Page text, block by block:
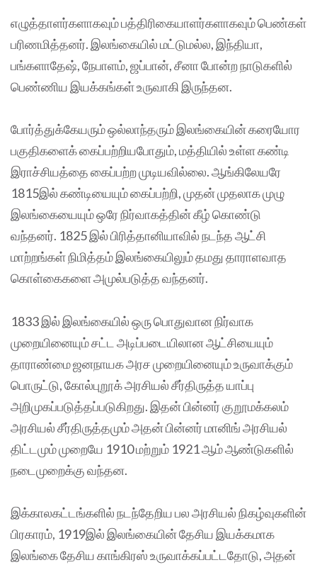
எழுத்தாளர்களாகவும் பத்திரிகையாளர்களாகவும் பெண்கள்
பரிணமித்தனர். இலங்கையில் மட்டுமல்ல, இந்தியா,
பங்களாதேஷ், நேபாளம், ஜப்பான், சீனா போன்ற நாடுகளில்
பெண்ணிய இயக்கங்கள் உருவாகி இருந்தன.
போர்த்துக்கேயரும் ஒல்லாந்தரும் இலங்கையின் கரையோர
பகுதிகளைக் கைப்பற்றியபோதும், மத்தியில் உள்ள கண்டி
இராச்சியத்தை கைப்பற்ற முடியவில்லை. ஆங்கிலேயரே
1815இல் கண்டியையும் கைப்பற்றி, முதன் முதலாக முழு
இலங்கையையும் ஒரே நிர்வாகத்தின் கீழ் கொண்டு
வந்தனர். 1825 இல் பிரித்தானியாவில் நடந்த ஆட்சி
மாற்றங்கள் நிமித்தம் இலங்கையிலும் தமது தாராளவாத
கொள்கைகளை அமுல்படுத்த வந்தனர்.
1833 இல் இலங்கையில் ஒரு பொதுவான நிர்வாக
முறையினையும் சட்ட அடிப்படையிலான ஆட்சியையும்
தாராண்மை ஜனநாயக அரச முறையினையும் உருவாக்கும்
பொருட்டு, கோல்புறூக் அரசியல் சீர்திருத்த யாப்பு
அறிமுகப்படுத்தப்படுகிறது. இதன் பின்னர் குறூமக்கலம்
அரசியல் சீர்திருத்தமும் அதன் பின்னர் மானிங் அரசியல்
திட்டமும் முறையே 1910 மற்றும் 1921 ஆம் ஆண்டுகளில்
நடைமுறைக்கு வந்தன.
இக்காலகட்டங்களில் நடந்தேறிய பல அரசியல் நிகழ்வுகளின்
பிரகாரம், 1919இல் இலங்கையின் தேசிய இயக்கமாக
இலங்கை தேசிய காங்கிரஸ் உருவாக்கப்பட்டதோடு, அதன்